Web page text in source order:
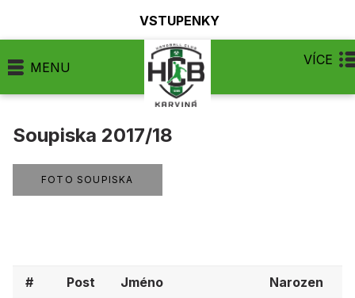
VSTUPENKY
MENU VÍCE
Soupiska 2017/18
FOTO SOUPISKA
# Post Jméno Narozen